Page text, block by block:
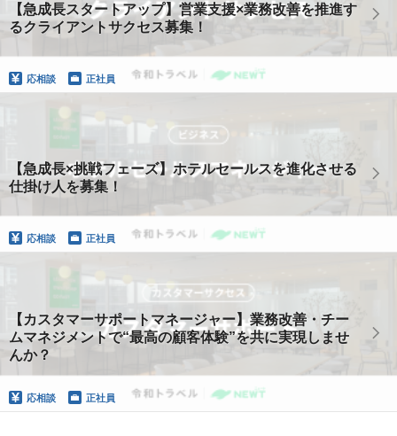
【急成長スタートアップ】営業支援×業務改善を推進す
るクライアントサクセス募集！
応相談 正社員
【急成長×挑戦フェーズ】ホテルセールスを進化させる
仕掛け人を募集！
応相談 正社員
【カスタマーサポートマネージャー】業務改善・チー
ムマネジメントで“最高の顧客体験”を共に実現しませ
んか？
応相談 正社員